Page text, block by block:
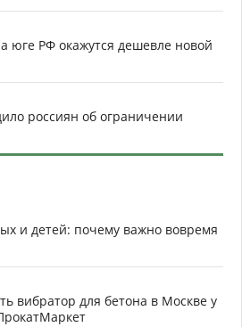
юге РФ окажутся дешевле новой
россиян об ограничении
и детей: почему важно вовремя
вибратор для бетона в Москве у